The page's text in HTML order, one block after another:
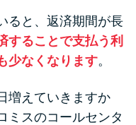
ると、返済期間が長
することで支払う利
少なくなります。
増えていきますか
ミスのコールセンタ